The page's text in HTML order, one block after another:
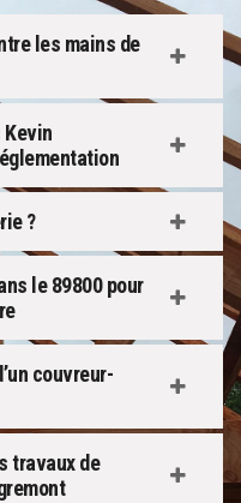
les mains de
?
le 89800 pour
couvreur-
travaux de